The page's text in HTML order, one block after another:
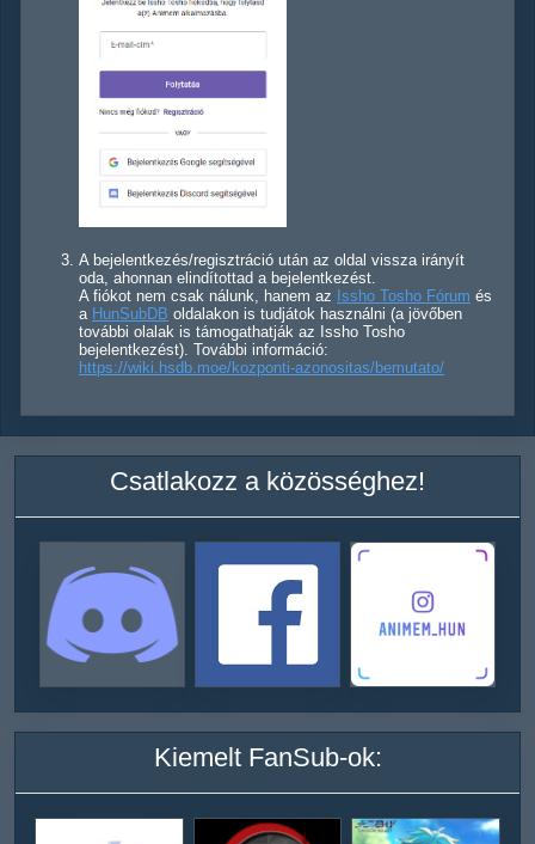
A bejelentkezés/regisztráció után az oldal vissza irányít
oda, ahonnan elindítottad a bejelentkezést.
A fiókot nem csak nálunk, hanem az Issho Tosho Fórum és
a HunSubDB oldalakon is tudjátok használni (a jövőben
további olalak is támogathatják az Issho Tosho
bejelentkezést). További információ:
https://wiki.hsdb.moe/kozponti-azonositas/bemutato/
Csatlakozz a közösséghez!
Kiemelt FanSub-ok: